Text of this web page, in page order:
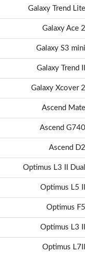
Galaxy Trend Lite
Galaxy Ace 2
Galaxy S3 mini
Galaxy Trend II
Galaxy Xcover 2
Ascend Mate
Ascend G740
Ascend D2
Optimus L3 II Dual
Optimus L5 II
Optimus F5
Optimus L3 II
Optimus L7II